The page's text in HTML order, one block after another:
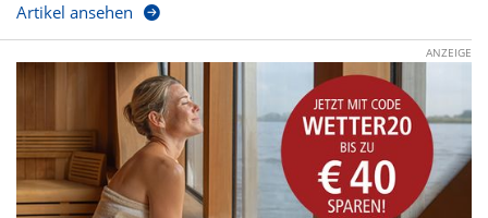
Artikel ansehen
ANZEIGE